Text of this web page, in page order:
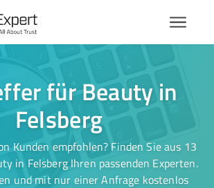
für Beauty in
Felsberg
Kunden empfohlen? Finden Sie aus 13
in Felsberg Ihren passenden Experten.
und mit nur einer Anfrage kostenlos